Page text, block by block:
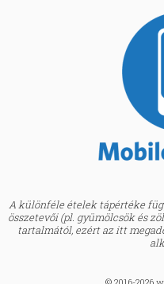
A különféle ételek tápértéke
összetevői (pl. gyümölcsök és
tartalmától, ezért az itt